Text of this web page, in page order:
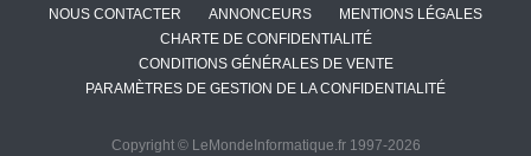
NOUS CONTACTER ANNONCEURS
MENTIONS LÉGALES
CHARTE DE CONFIDENTIALITÉ
CONDITIONS GÉNÉRALES DE VENTE
PARAMÈTRES DE GESTION DE LA CONFIDENTIALITÉ
Copyright © LeMondeInformatique.fr 1997-2026